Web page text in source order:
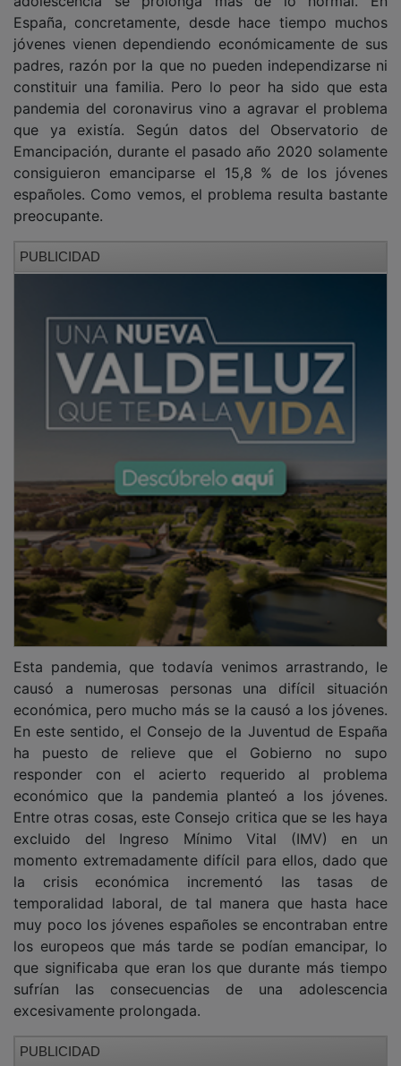
España, concretamente, desde hace tiempo muchos
jóvenes vienen dependiendo económicamente de sus
padres, razón por la que no pueden independizarse ni
constituir una familia. Pero lo peor ha sido que esta
pandemia del coronavirus vino a agravar el problema
que ya existía. Según datos del Observatorio de
Emancipación, durante el pasado año 2020 solamente
consiguieron emanciparse el 15,8 % de los jóvenes
españoles. Como vemos, el problema resulta bastante
preocupante.
causó a numerosas personas una difícil situación
económica, pero mucho más se la causó a los jóvenes.
En este sentido, el Consejo de la Juventud de España
ha puesto de relieve que el Gobierno no supo
responder con el acierto requerido al problema
económico que la pandemia planteó a los jóvenes.
Entre otras cosas, este Consejo critica que se les haya
excluido del Ingreso Mínimo Vital (IMV) en un
momento extremadamente difícil para ellos, dado que
la crisis económica incrementó las tasas de
temporalidad laboral, de tal manera que hasta hace
muy poco los jóvenes españoles se encontraban entre
los europeos que más tarde se podían emancipar, lo
que significaba que eran los que durante más tiempo
sufrían las consecuencias de una adolescencia
excesivamente prolongada.